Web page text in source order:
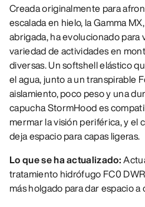
Creada originalmente para
escalada en hielo, la Gamma
abrigada, ha evolucionado para
variedad de actividades en
diversas. Un softshell elástico
el agua, junto a un transpirable
aislamiento, poco peso y una
capucha StormHood es
mermar la visión periférica, y el
deja espacio para capas ligeras.
Lo que se ha actualizado:
tratamiento hidrófugo FC0
más holgado para dar espacio a